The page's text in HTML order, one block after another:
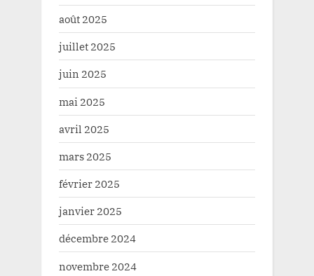
août 2025
juillet 2025
juin 2025
mai 2025
avril 2025
mars 2025
février 2025
janvier 2025
décembre 2024
novembre 2024